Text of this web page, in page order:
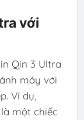
với
Qin 3 Ultra
máy với
Ví dụ,
một chiếc